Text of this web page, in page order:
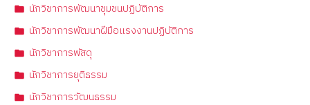
นักวิชาการพัฒนาชุมชนปฏิบัติการ
นักวิชาการพัฒนาฝีมือแรงงานปฏิบัติการ
นักวิชาการพัสดุ
นักวิชาการยุติธรรม
นักวิชาการวัฒนธรรม